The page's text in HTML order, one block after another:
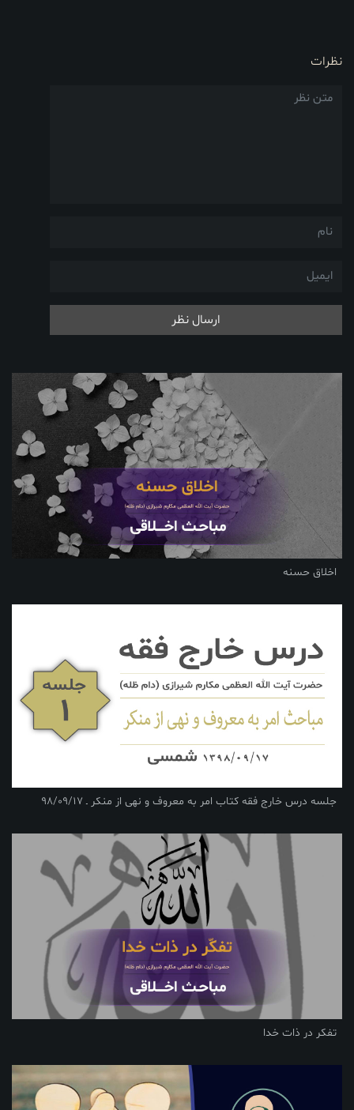
نظرات
ارسال نظر
اخلاق حسنه
جلسه درس خارج فقه کتاب امر به معروف و نهی از منکر ـ 98/09/17
تفکر در ذات خدا